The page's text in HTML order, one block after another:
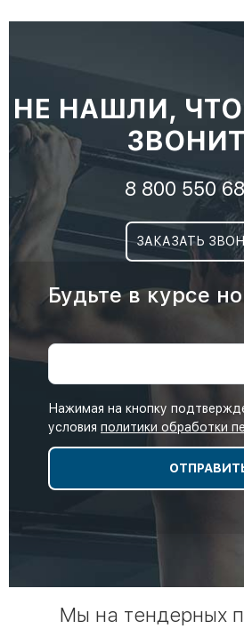
НЕ НАШЛИ,
8 800 550
ЗАКАЗАТЬ
Будьте в курсе
Нажимая на кнопку
условия политики обработки
Мы на тендерных